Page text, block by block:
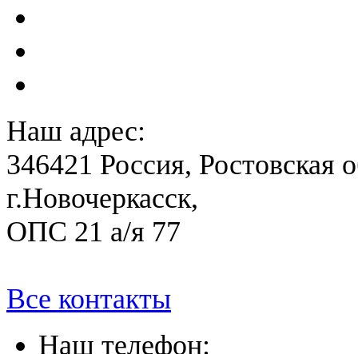
Наш адрес:
346421 Россия, Ростовская
г.Новочеркасск,
ОПС 21 а/я 77
Все контакты
Наш телефон: